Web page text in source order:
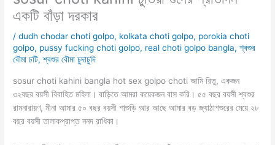
একটি বাঁড়া দরকার
/dudh chodar choti golpo, kolkata choti golpo, porokia choti
golpo, pussy fucking choti golpo, real choti golpo bangla,শ্বশুর
বৌমা চটি,শ্বশুর বৌমা চুদাচুদি
sosur choti kahini bangla hot sex golpo choti আমি রিতু, একজন
৩২বছর বয়সী বিবাহিত মহিলা। বাড়িতে আমরা কয়েকজন বাস করি। ৫৫ বছর বয়সী শ্বশুর
রামনারায়ণ, মীনা আমার ৫০ বছর বয়সী শাশুড়ি আর আছে আমার বড় জ্যাঠাশশুরের মেয়ে ২৮
বছর বয়সী তালাকপ্রাপ্ত ননদ রাধিকা।